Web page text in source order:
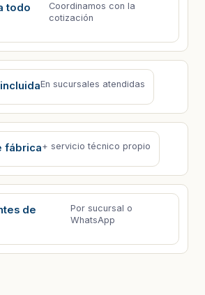
todo
Coordinamos con la
cotización
En sucursales atendidas
fábrica+ servicio técnico propio
de
Por sucursal o
WhatsApp